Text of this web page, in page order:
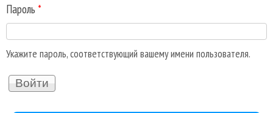
Пароль *
Укажите пароль, соответствующий вашему имени пользователя.